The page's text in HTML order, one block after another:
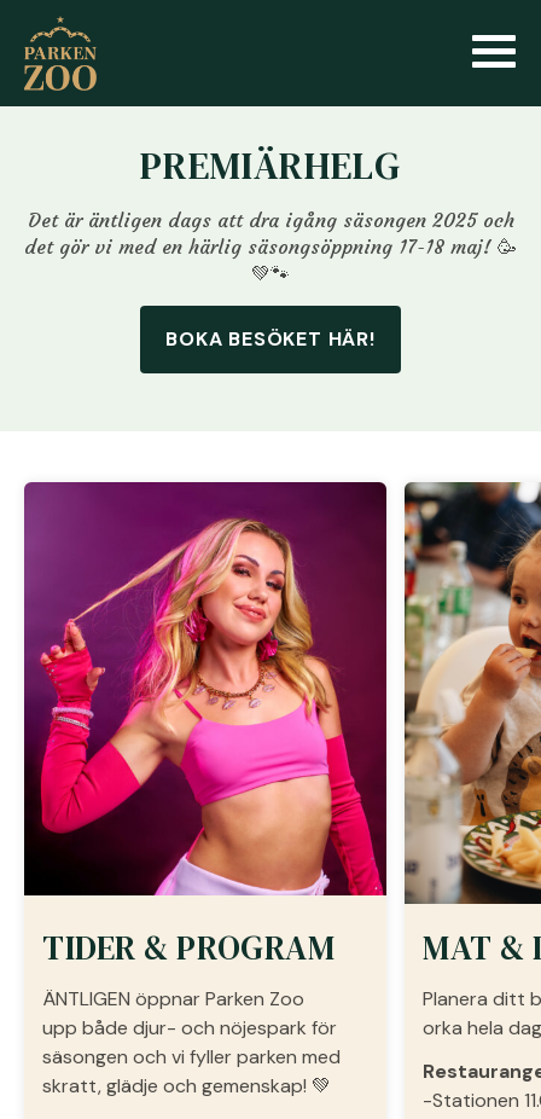
PREMIÄRHELG
Det är äntligen dags att dra igång säsongen 2025 och
det gör vi med en härlig säsongsöppning 17-18 maj! 🥳
💚🐾
BOKA BESÖKET HÄR!
TIDER & PROGRAM
ÄNTLIGEN öppnar Parken Zoo
upp både djur- och nöjespark för
säsongen och vi fyller parken med
skratt, glädje och gemenskap! 💚
MAT &
Planera ditt
orka hela
-Stationen